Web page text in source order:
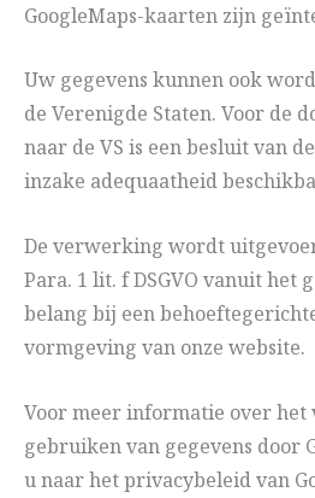
GoogleMaps-kaarten zijn
Uw gegevens kunnen ook
de Verenigde Staten. Voor de
naar de VS is een besluit van
inzake adequaatheid
De verwerking wordt
Para. 1 lit. f DSGVO vanuit het
belang bij een
vormgeving van onze website.
Voor meer informatie over het
gebruiken van gegevens door
u naar het privacybeleid van